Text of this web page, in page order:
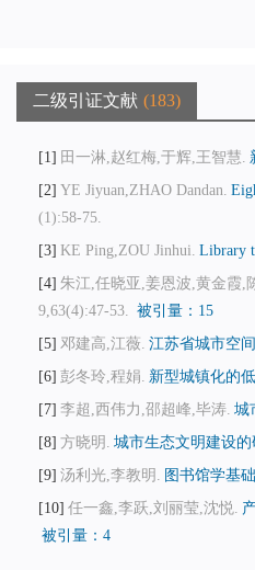
二级引证文献 183
1 田一淋,赵红梅,于辉,王智慧.
2 YE Jiyuan,ZHAO Dandan.
(1):58-75.
3 KE Ping,ZOU Jinhui. Library
4 朱江,任晓亚,姜恩波,黄金霞,
9,63(4):47-53. 被引量：15
5 邓建高,江薇. 江苏省城市空
6 彭冬玲,程娟. 新型城镇化的
7 李超,西伟力,邵超峰,毕涛. 城
8 方晓明. 城市生态文明建设
9 汤利光,李教明. 图书馆学基
10 任一鑫,李跃,刘丽莹,沈悦.
被引量：4